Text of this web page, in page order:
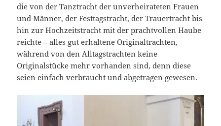
die von der Tanztracht der unverheirateten Frauen
und Männer, der Festtagstracht, der Trauertracht bis
hin zur Hochzeitstracht mit der prachtvollen Haube
reichte – alles gut erhaltene Originaltrachten,
während von den Alltagstrachten keine
Originalstücke mehr vorhanden sind, denn diese
seien einfach verbraucht und abgetragen gewesen.